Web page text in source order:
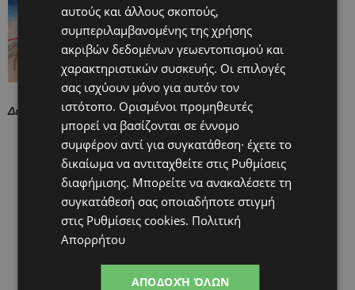
Δελτίο Τύπου – «Μωρά Θαύματα»
αυτούς και άλλους σκοπούς,
συμπεριλαμβανομένης της χρήσης
ακριβών δεδομένων γεωεντοπισμού και
χαρακτηριστικών συσκευής. Οι επιλογές
σας ισχύουν μόνο για αυτόν τον
ιστότοπο. Ορισμένοι προμηθευτές
μπορεί να βασίζονται σε έννομο
συμφέρον αντί για συγκατάθεση· έχετε το
δικαίωμα να αντιταχθείτε στις Ρυθμίσεις
διαφήμισης. Μπορείτε να ανακαλέσετε τη
συγκατάθεσή σας οποιαδήποτε στιγμή
στις Ρυθμίσεις cookies. Πολιτική
Απορρήτου
ΑΠΟΔΟΧΉ ΌΛΩΝ